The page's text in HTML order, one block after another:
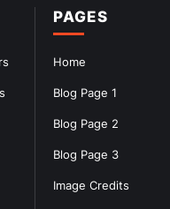
PAGES
Home
Blog Page 1
Blog Page 2
Blog Page 3
Image Credits